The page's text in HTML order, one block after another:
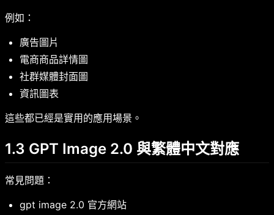
例如：
廣告圖片
電商商品詳情圖
社群媒體封面圖
資訊圖表
這些都已經是實用的應用場景。
1.3 GPT Image 2.0 與繁體中文對應
常見問題：
gpt image 2.0 官方網站